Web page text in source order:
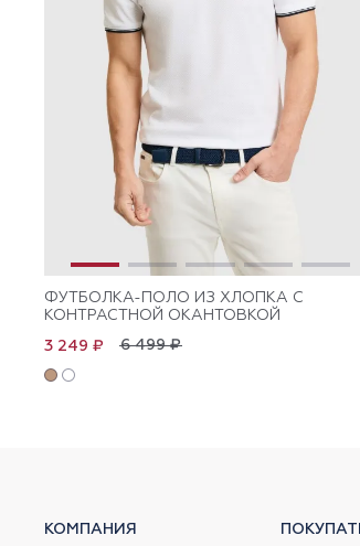
ФУТБОЛКА-ПОЛО ИЗ ХЛОПКА С
КОНТРАСТНОЙ ОКАНТОВКОЙ
6 499 ₽
3 249 ₽
КОМПАНИЯ